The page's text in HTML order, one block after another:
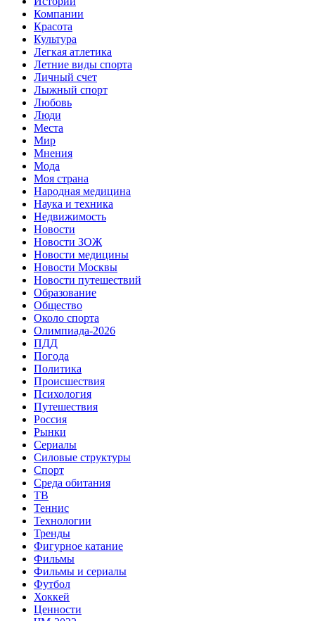
Компании
Красота
Культура
Легкая атлетика
Летние виды спорта
Личный счет
Лыжный спорт
Любовь
Люди
Места
Мир
Мнения
Мода
Моя страна
Народная медицина
Наука и техника
Недвижимость
Новости
Новости ЗОЖ
Новости медицины
Новости Москвы
Новости путешествий
Образование
Общество
Около спорта
Олимпиада-2026
ПДД
Погода
Политика
Происшествия
Психология
Путешествия
Россия
Рынки
Сериалы
Силовые структуры
Спорт
Среда обитания
ТВ
Теннис
Технологии
Тренды
Фигурное катание
Фильмы
Фильмы и сериалы
Футбол
Хоккей
Ценности